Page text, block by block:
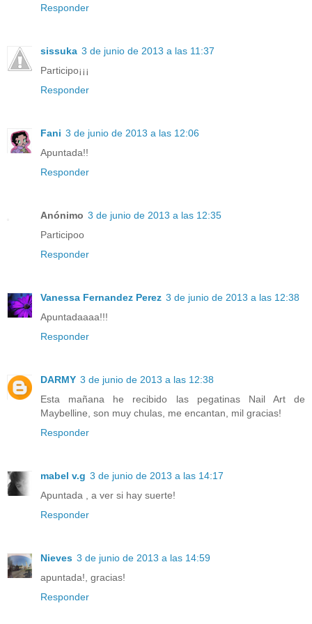
Responder
sissuka 3 de junio de 2013 a las 11:37
Participo¡¡¡
Responder
Fani 3 de junio de 2013 a las 12:06
Apuntada!!
Responder
Anónimo 3 de junio de 2013 a las 12:35
Participoo
Responder
Vanessa Fernandez Perez 3 de junio de 2013 a las 12:38
Apuntadaaaa!!!
Responder
DARMY 3 de junio de 2013 a las 12:38
Esta mañana he recibido las pegatinas Nail Art de
Maybelline, son muy chulas, me encantan, mil gracias!
Responder
mabel v.g 3 de junio de 2013 a las 14:17
Apuntada , a ver si hay suerte!
Responder
Nieves 3 de junio de 2013 a las 14:59
apuntada!, gracias!
Responder